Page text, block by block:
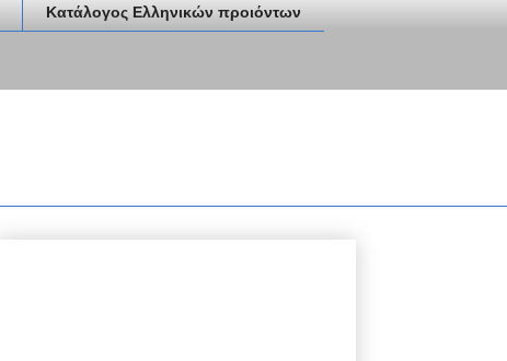
Κατάλογος Ελληνικών προιόντων